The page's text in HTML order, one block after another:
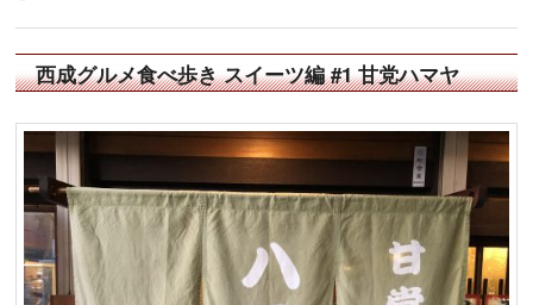
西成グルメ食べ歩き スイーツ編 #1 甘党ハマヤ